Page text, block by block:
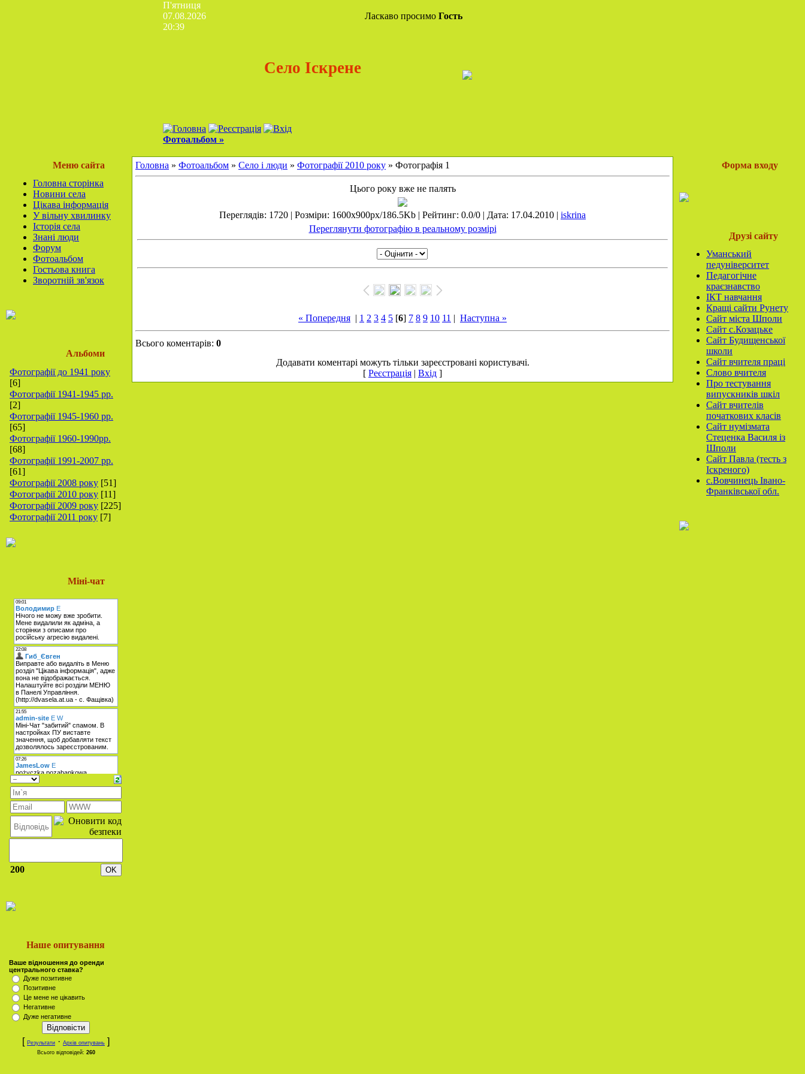
П'ятниця
07.08.2026
20:39
Ласкаво просимо Гость
Село Іскрене
Фотоальбом »
Меню сайта
Головна сторінка
Новини села
Цікава інформація
У вільну хвилинку
Історія села
Знані люди
Форум
Фотоальбом
Гостьова книга
Зворотній зв'язок
Альбоми
Фотографії до 1941 року
[6]
Фотографії 1941-1945 рр.
[2]
Фотографії 1945-1960 рр.
[65]
Фотографії 1960-1990рр.
[68]
Фотографії 1991-2007 рр.
[61]
Фотографії 2008 року [51]
Фотографії 2010 року [11]
Фотографії 2009 року [225]
Фотографії 2011 року [7]
Міні-чат
200
Наше опитування
Ваше відношення до оренди
центрального ставка?
Дуже позитивне
Позитивне
Це мене не цікавить
Негативне
Дуже негативне
[ Результати · Архів опитувань ]
Всього відповідей: 260
Головна » Фотоальбом » Село і люди » Фотографії 2010 року » Фотографія 1
Цього року вже не палять
Переглядів: 1720 | Розміри: 1600x900px/186.5Kb | Рейтинг: 0.0/0 | Дата: 17.04.2010 | iskrina
Переглянути фотографію в реальному розмірі
« Попередня | 1 2 3 4 5 [6] 7 8 9 10 11 | Наступна »
Всього коментарів: 0
Додавати коментарі можуть тільки зареєстровані користувачі.
[ Реєстрація | Вхід ]
Форма входу
Друзі сайту
Уманський
педуніверситет
Педагогічне
краєзнавство
ІКТ навчання
Кращі сайти Рунету
Сайт міста Шполи
Сайт с.Козацьке
Сайт Будищенської
школи
Сайт вчителя праці
Слово вчителя
Про тестування
випускників шкіл
Сайт вчителів
початкових класів
Сайт нумізмата
Стеценка Василя із
Шполи
Сайт Павла (тесть з
Іскреного)
с.Вовчинець Івано-
Франківської обл.